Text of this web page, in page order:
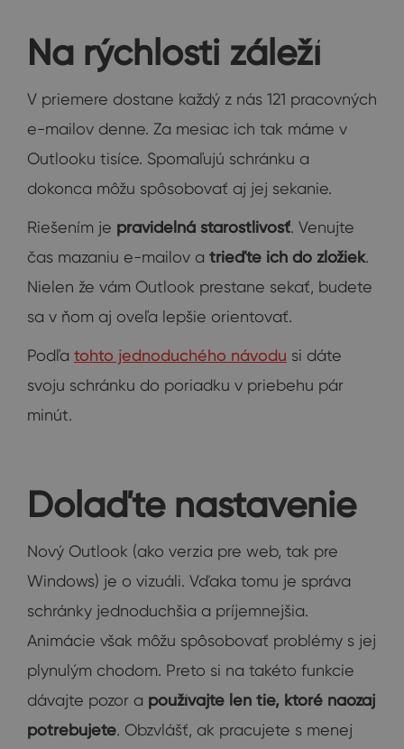
Na rýchlosti záleží
V priemere dostane každý z nás 121 pracovných
e-mailov denne. Za mesiac ich tak máme v
Outlooku tisíce. Spomaľujú schránku a
dokonca môžu spôsobovať aj jej sekanie.
Riešením je pravidelná starostlivosť. Venujte
čas mazaniu e-mailov a trieďte ich do zložiek.
Nielen že vám Outlook prestane sekať, budete
sa v ňom aj oveľa lepšie orientovať.
Podľa tohto jednoduchého návodu si dáte
svoju schránku do poriadku v priebehu pár
minút.
Dolaďte nastavenie
Nový Outlook (ako verzia pre web, tak pre
Windows) je o vizuáli. Vďaka tomu je správa
schránky jednoduchšia a príjemnejšia.
Animácie však môžu spôsobovať problémy s jej
plynulým chodom. Preto si na takéto funkcie
dávajte pozor a používajte len tie, ktoré naozaj
potrebujete. Obzvlášť, ak pracujete s menej